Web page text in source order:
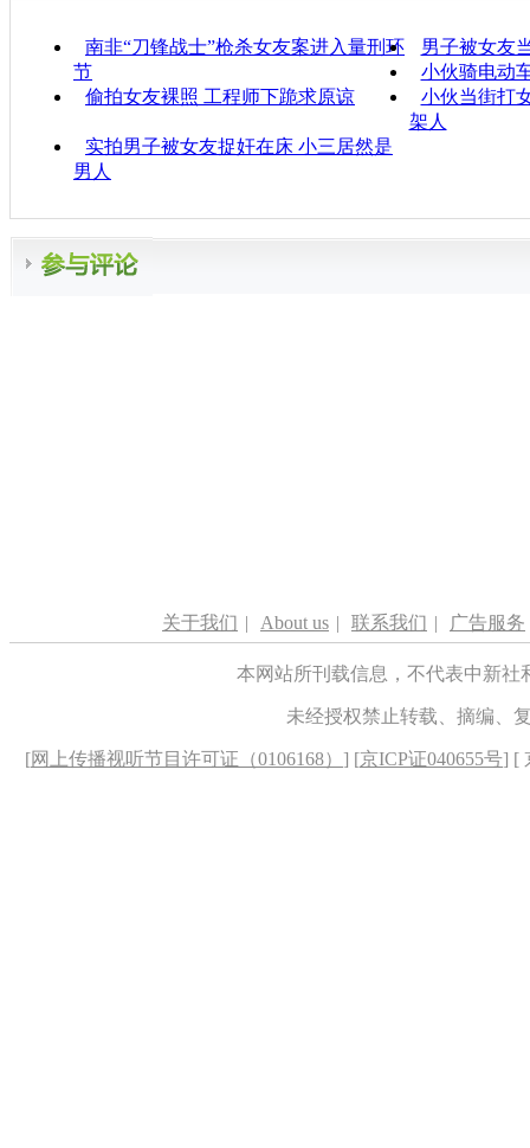
南非“刀锋战士”枪杀女友案进入量刑环
节
男子被女友
小伙骑电动
偷拍女友裸照 工程师下跪求原谅
小伙当街打
架人
实拍男子被女友捉奸在床 小三居然是
男人
关于我们 | About us | 联系我们 | 广告服务
本网站所刊载信息，不代表中新
未经授权禁止转载、摘编、
[网上传播视听节目许可证（0106168） ] [京ICP证040655号] [